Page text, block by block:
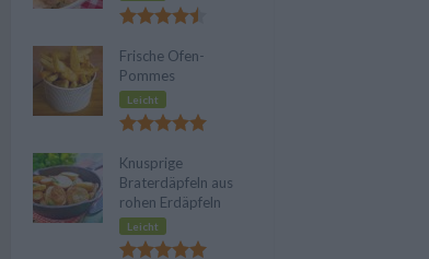
Frische Ofen-
Pommes
Leicht
Knusprige
Braterdäpfeln aus
rohen Erdäpfeln
Leicht